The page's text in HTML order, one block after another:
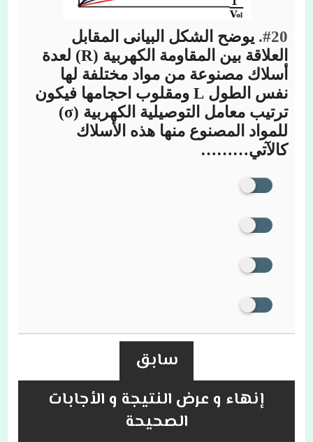
#20. يوضح الشكل البيانى المقابل
العلاقة بين المقاومة الكهربية (R) لعدة
أسلاك مصنوعة من مواد مختلفة لها
نفس الطول L ومقلوب احجامها فيكون
ترتيب معامل التوصيلية الكهربية (σ)
للمواد المصنوع منها هذه الأسلاك
كالآتي………
سابق
إنهاء و عرض النتيجة و الأجابات
الصحيحة